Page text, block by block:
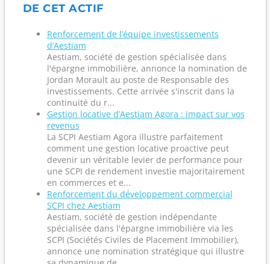
DE CET ACTIF
Renforcement de l’équipe investissements
d’Aestiam
Aestiam, société de gestion spécialisée dans
l'épargne immobilière, annonce la nomination de
Jordan Morault au poste de Responsable des
investissements. Cette arrivée s'inscrit dans la
continuité du r...
Gestion locative d’Aestiam Agora : impact sur vos
revenus
La SCPI Aestiam Agora illustre parfaitement
comment une gestion locative proactive peut
devenir un véritable levier de performance pour
une SCPI de rendement investie majoritairement
en commerces et e...
Renforcement du développement commercial
SCPI chez Aestiam
Aestiam, société de gestion indépendante
spécialisée dans l'épargne immobilière via les
SCPI (Sociétés Civiles de Placement Immobilier),
annonce une nomination stratégique qui illustre